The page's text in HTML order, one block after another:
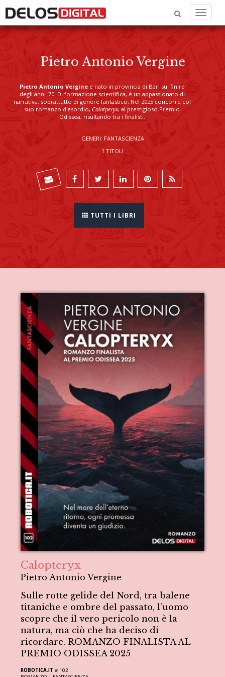
Menu
Pietro Antonio Vergine
Pietro Antonio Vergineè nato in provincia di Bari sul finire
degli anni '70. Di formazione scientifica, è un appassionato di
narrativa, soprattutto di genere fantastico. Nel 2025 concorre col
suo romanzo d'esordio, Calotperyx, al prestigioso Premio
Odissea, risultando tra i finalisti.
GENERI: FANTASCIENZA
1 TITOLI
TUTTI I LIBRI
Calopteryx
Pietro Antonio Vergine
Sulle rotte gelide del Nord, tra balene
titaniche e ombre del passato, l’uomo
scopre che il vero pericolo non è la
natura, ma ciò che ha deciso di
ricordare. ROMANZO FINALISTA AL
PREMIO ODISSEA 2025
ROBOTICA.IT # 102